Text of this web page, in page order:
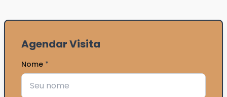
Agendar Visita
Nome *